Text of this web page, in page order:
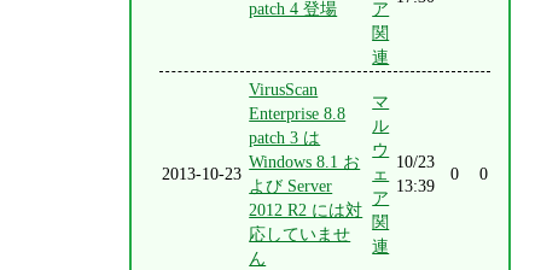
patch 4 登場
ア
関
連
2013-10-23
VirusScan
Enterprise 8.8
patch 3 は
Windows 8.1 お
よび Server
2012 R2 には対
応していませ
ん
マ
ル
ウ
ェ
ア
関
連
10/23
13:39
0 0